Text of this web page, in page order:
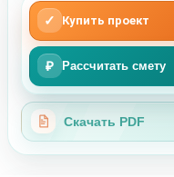
✓ Купить проект
₽ Рассчитать смету
Скачать PDF